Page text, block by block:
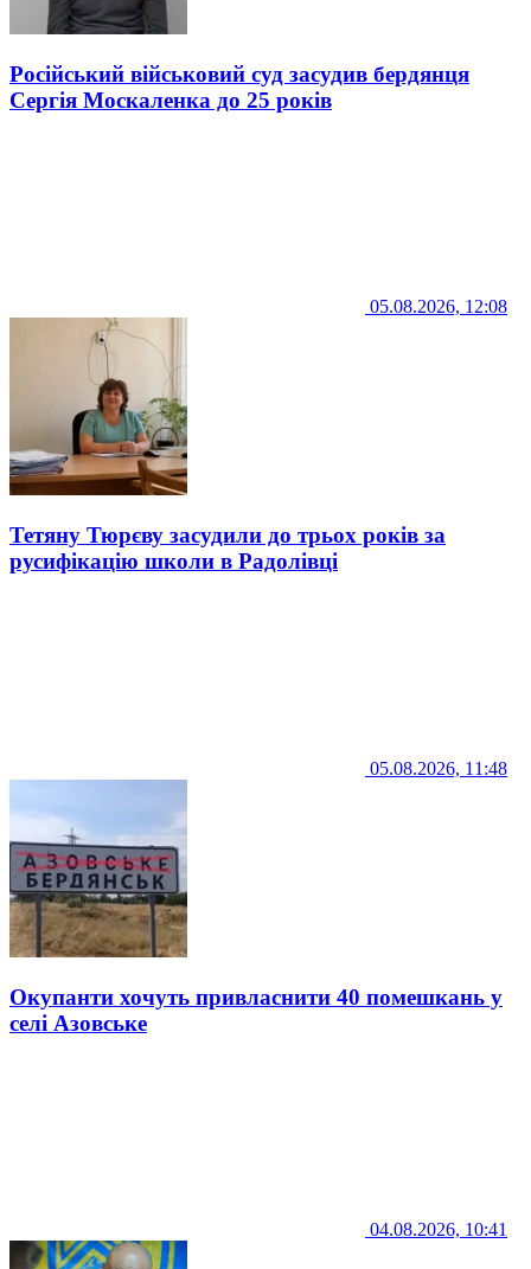
Російський військовий суд засудив бердянця
Сергія Москаленка до 25 років
05.08.2026, 12:08
Тетяну Тюрєву засудили до трьох років за
русифікацію школи в Радолівці
05.08.2026, 11:48
Окупанти хочуть привласнити 40 помешкань у
селі Азовське
04.08.2026, 10:41